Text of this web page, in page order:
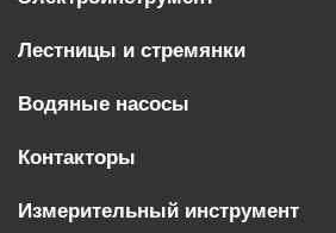
Лестницы и стремянки
Водяные насосы
Контакторы
Измерительный инструмент